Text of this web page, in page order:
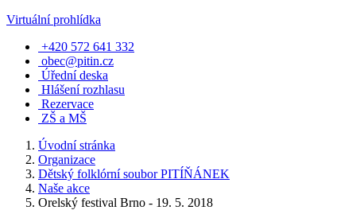
Virtuální prohlídka
+420 572 641 332
obec@pitin.cz
Úřední deska
Hlášení rozhlasu
Rezervace
ZŠ a MŠ
Úvodní stránka
Organizace
Dětský folklórní soubor PITÍŇÁNEK
Naše akce
Orelský festival Brno - 19. 5. 2018